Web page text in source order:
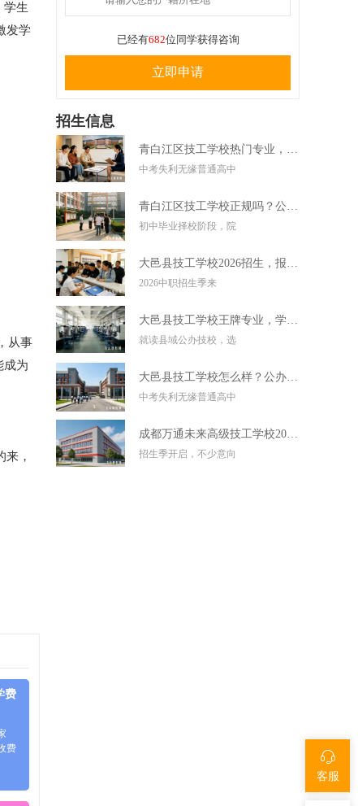
已经有682位同学获得咨询
立即申请
招生信息
中考失利无缘普通高中
初中毕业择校阶段，院
2026中职招生季来
就读县域公办技校，选
中考失利无缘普通高中
招生季开启，不少意向
学生
发学
从事
成为
，
费
费
客服